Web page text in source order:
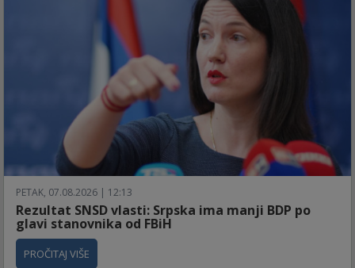
PETAK, 07.08.2026 | 12:13
Rezultat SNSD vlasti: Srpska ima manji BDP po
glavi stanovnika od FBiH
PROČITAJ VIŠE